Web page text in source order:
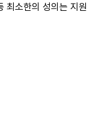
최소한의 성의는 지원